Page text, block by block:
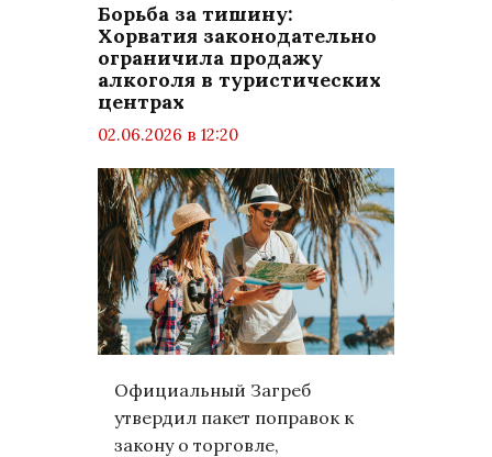
Борьба за тишину:
Хорватия законодательно
ограничила продажу
алкоголя в туристических
центрах
02.06.2026 в 12:20
комментариев: 0
Общество
Официальный Загреб
утвердил пакет поправок к
закону о торговле,